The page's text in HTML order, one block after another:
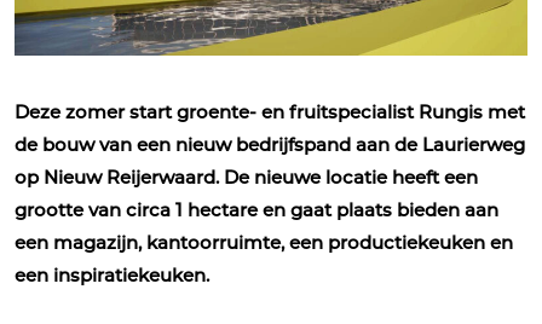
Deze zomer start groente- en fruitspecialist Rungis met
de bouw van een nieuw bedrijfspand aan de Laurierweg
op Nieuw Reijerwaard. De nieuwe locatie heeft een
grootte van circa 1 hectare en gaat plaats bieden aan
een magazijn, kantoorruimte, een productiekeuken en
een inspiratiekeuken.